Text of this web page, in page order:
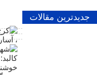
جدیدترین مقالات